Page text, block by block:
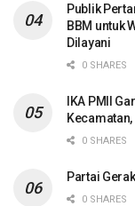
Publik
BBM untuk
Dilayani
0 SHARES
IKA PMII
0 SHARES
Partai
0 SHARES